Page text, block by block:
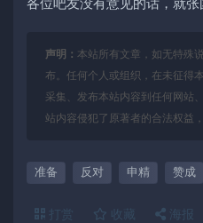
各位吧友没有意见的话，就张
声明： 本站所有文章，如无特殊
布。任何个人或组织，在未征得
采集、发布本站内容到任何网站
站内容侵犯了原著者的合法权益
准备 反对 申精 赞成
打赏 收藏 海报